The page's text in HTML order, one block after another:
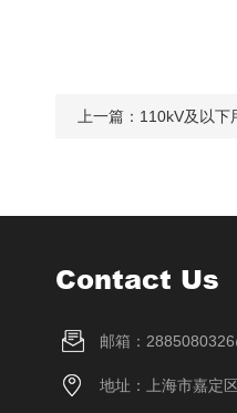
上一篇： 110kV及以下
Contact Us
邮箱：
地址：上海市嘉定